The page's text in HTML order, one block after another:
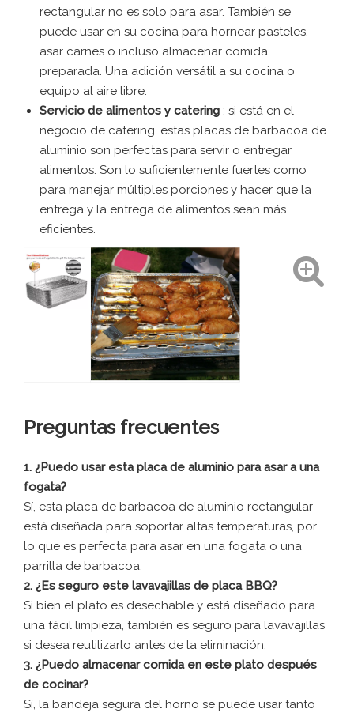
rectangular no es solo para asar. También se
puede usar en su cocina para hornear pasteles,
asar carnes o incluso almacenar comida
preparada. Una adición versátil a su cocina o
equipo al aire libre.
Servicio de alimentos y catering : si está en el
negocio de catering, estas placas de barbacoa de
aluminio son perfectas para servir o entregar
alimentos. Son lo suficientemente fuertes como
para manejar múltiples porciones y hacer que la
entrega y la entrega de alimentos sean más
eficientes.
Preguntas frecuentes
1. ¿Puedo usar esta placa de aluminio para asar a una
fogata?
Sí, esta placa de barbacoa de aluminio rectangular
está diseñada para soportar altas temperaturas, por
lo que es perfecta para asar en una fogata o una
parrilla de barbacoa.
2. ¿Es seguro este lavavajillas de placa BBQ?
Si bien el plato es desechable y está diseñado para
una fácil limpieza, también es seguro para lavavajillas
si desea reutilizarlo antes de la eliminación.
3. ¿Puedo almacenar comida en este plato después
de cocinar?
Sí, la bandeja segura del horno se puede usar tanto